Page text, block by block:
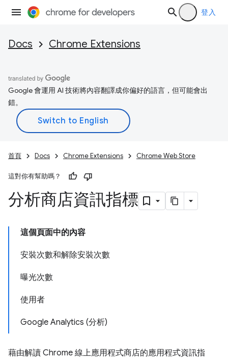
登入
Docs Chrome Extensions
Google 會運用 AI 技術將內容翻譯成你偏好的語言，但可能會出
錯。
首頁 Docs Chrome Extensions Chrome Web Store
這對你有幫助嗎？
分析商店資訊指標
這個頁面中的內容
安裝次數和解除安裝次數
曝光次數
使用者
Google Analytics (分析)
藉由解讀 Chrome 線上應用程式商店的應用程式資訊指